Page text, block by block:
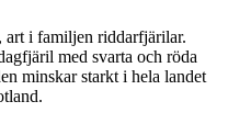
, art i familjen riddarfjärilar.
med svarta och röda
minskar starkt i hela landet